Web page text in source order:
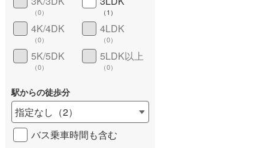
（0） （1 ）
4K/4DK
（0）
4LDK
（0）
5K/5DK
（0）
5LDK以上
（0）
駅からの徒歩分
指定なし （2）
バス乗車時間も含む
詳しく見る